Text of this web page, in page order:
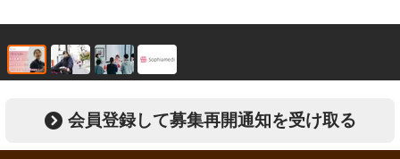
会員登録して募集再開通知を受け取る